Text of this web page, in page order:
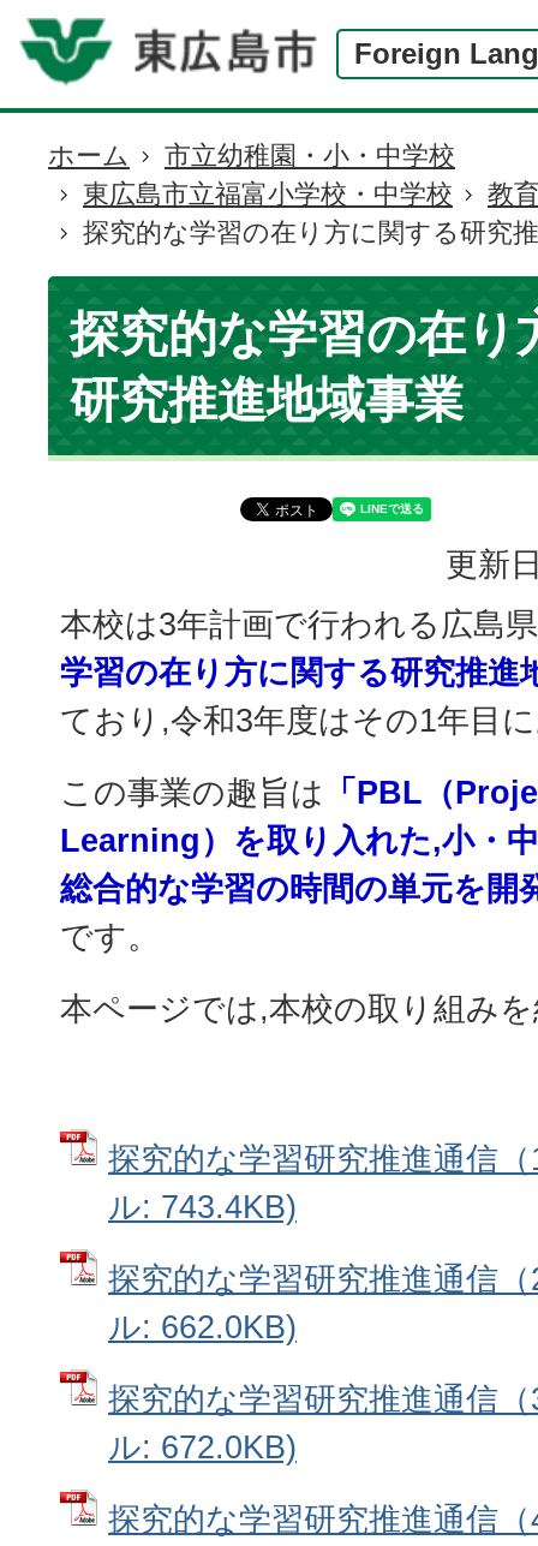
Foreign
現
在
の
位
置
ホーム
市立幼稚園・小・中学校
東広島市立福富小学校・中学校
教
探究的な学習の在り方に関する研究
探究的な学習の在り
研究推進地域事業
更新
本校は3年計画で行われる広島
学習の在り方に関する研究推進
ており,令和3年度はその1年目
この事業の趣旨は 「PBL（
Learning）を取り入れた,小・
総合的な学習の時間の単元を開
です。
本ページでは,本校の取り組み
探究的な学習研究推進通信
ル: 743.4KB)
探究的な学習研究推進通信
ル: 662.0KB)
探究的な学習研究推進通信
ル: 672.0KB)
探究的な学習研究推進通信